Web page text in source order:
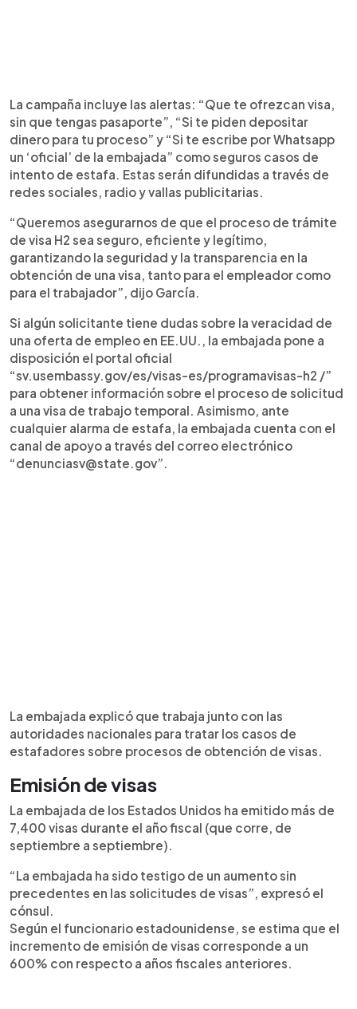
La campaña incluye las alertas: “Que te ofrezcan visa,
sin que tengas pasaporte”, “Si te piden depositar
dinero para tu proceso” y “Si te escribe por Whatsapp
un ‘oficial’ de la embajada” como seguros casos de
intento de estafa. Estas serán difundidas a través de
redes sociales, radio y vallas publicitarias.
“Queremos asegurarnos de que el proceso de trámite
de visa H2 sea seguro, eficiente y legítimo,
garantizando la seguridad y la transparencia en la
obtención de una visa, tanto para el empleador como
para el trabajador”, dijo García.
Si algún solicitante tiene dudas sobre la veracidad de
una oferta de empleo en EE.UU., la embajada pone a
disposición el portal oficial
“sv.usembassy.gov/es/visas-es/programavisas-h2 /”
para obtener información sobre el proceso de solicitud
a una visa de trabajo temporal. Asimismo, ante
cualquier alarma de estafa, la embajada cuenta con el
canal de apoyo a través del correo electrónico
“denunciasv@state.gov”.
La embajada explicó que trabaja junto con las
autoridades nacionales para tratar los casos de
estafadores sobre procesos de obtención de visas.
Emisión de visas
La embajada de los Estados Unidos ha emitido más de
7,400 visas durante el año fiscal (que corre, de
septiembre a septiembre).
“La embajada ha sido testigo de un aumento sin
precedentes en las solicitudes de visas”, expresó el
cónsul.
Según el funcionario estadounidense, se estima que el
incremento de emisión de visas corresponde a un
600% con respecto a años fiscales anteriores.